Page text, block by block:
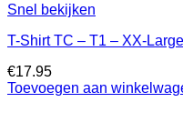
Snel bekijken
T-Shirt TC – T1 – XX-Large
€17.95
Toevoegen aan